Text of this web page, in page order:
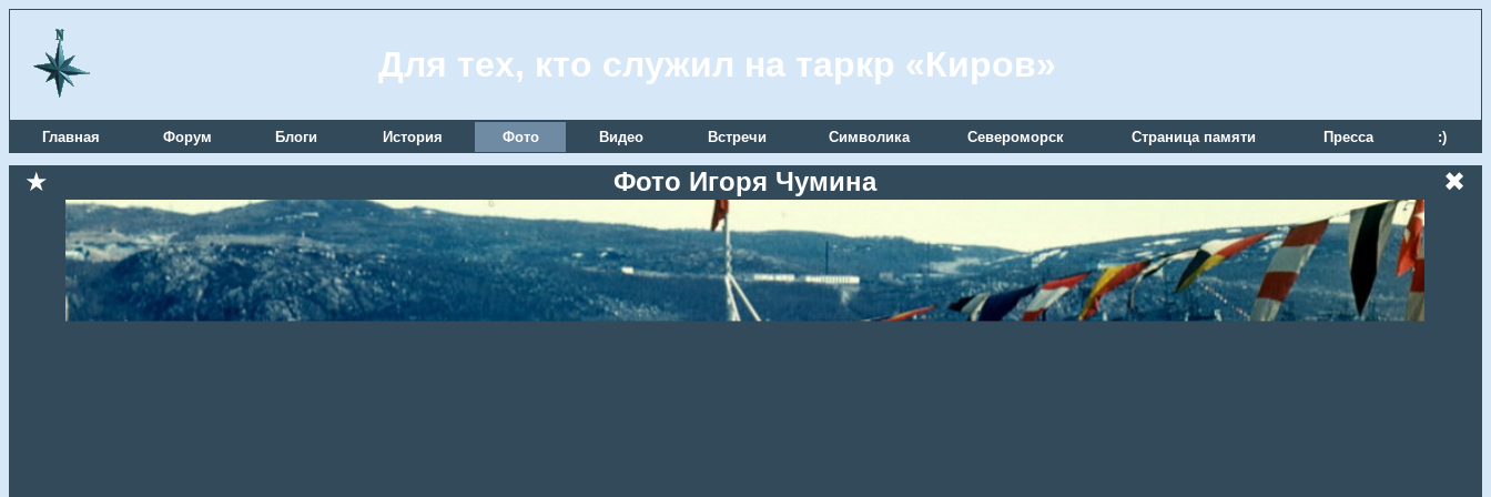
Для тех, кто служил на таркр «Киров»
Главная Форум Блоги История Фото Видео Встречи Символика Североморск Страница памяти Пресса :)
★ Фото Игоря Чумина ✖